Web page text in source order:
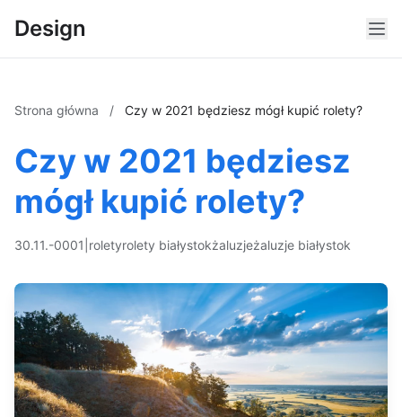
Design
Strona główna / Czy w 2021 będziesz mógł kupić rolety?
Czy w 2021 będziesz
mógł kupić rolety?
30.11.-0001 roletyrolety białystokżaluzjeżaluzje białystok